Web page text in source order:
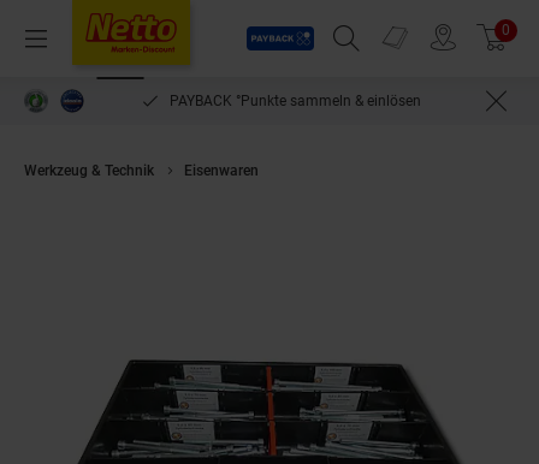
Menü
Payback
Suchfeld einblenden
Prospekte 0
PAYBACK °Punkte sammeln & einlösen
Werkzeug & Technik Eisenwaren